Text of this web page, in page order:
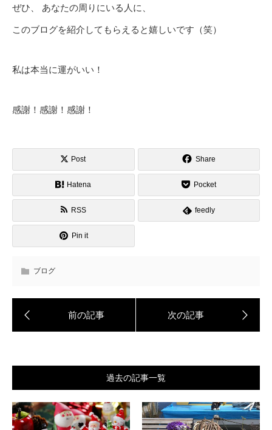
ぜひ、 あなたの周りにいる人に、
このブログを紹介してもらえると嬉しいです（笑）
私は本当に運がいい！
感謝！感謝！感謝！
Post Share
Hatena Pocket
RSS feedly
Pin it
ブログ
過去の記事一覧